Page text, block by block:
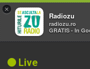
Live
×
Radiozu
radiozu.ro
GRATIS - In